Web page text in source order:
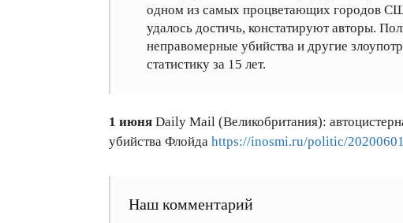
одном из самых процветающих городов
удалось достичь, констатируют авторы.
неправомерные убийства и другие
статистику за 15 лет.
1 июня Daily Mail (Великобритания):
убийства Флойда https://inosmi.ru/politic/
Наш комментарий